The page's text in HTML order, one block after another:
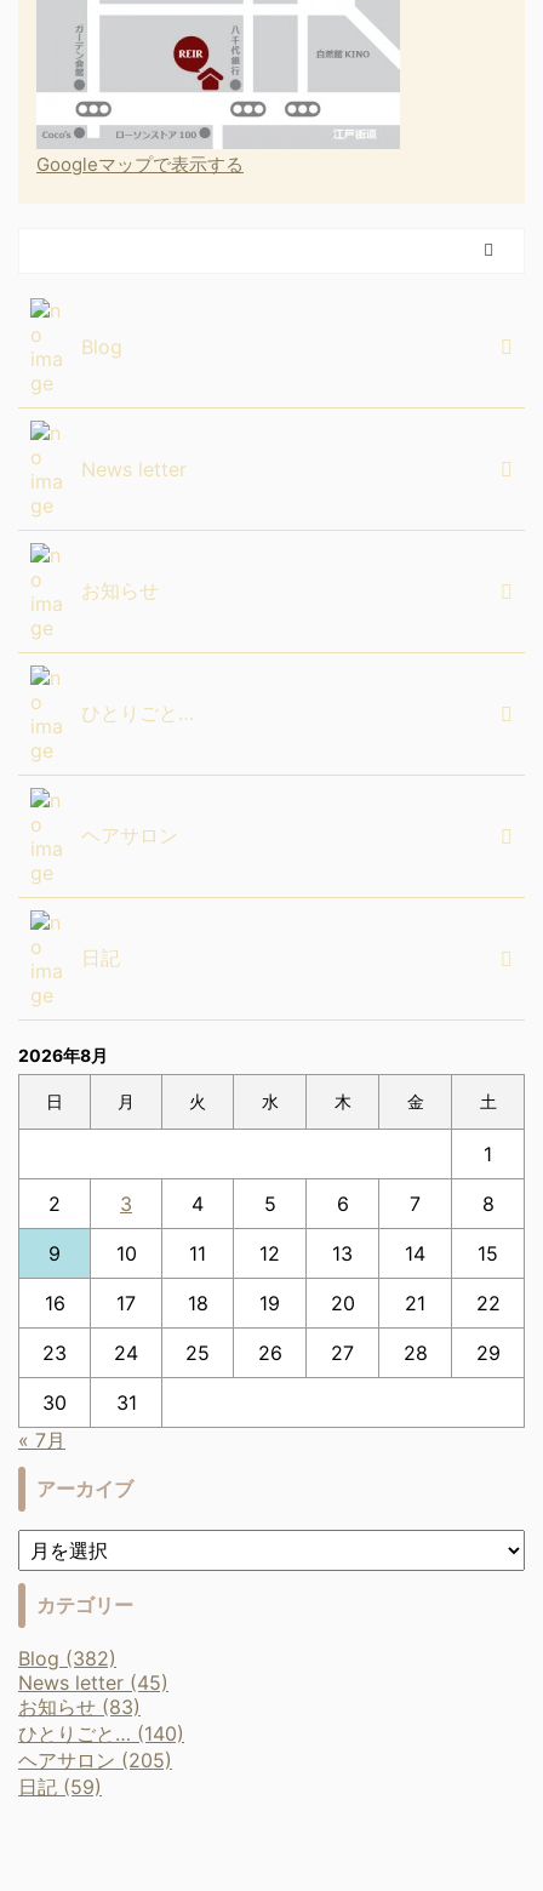
Googleマップで表示する
Blog
News letter
お知らせ
ひとりごと…
ヘアサロン
日記
2026年8月
日 月 火 水 木 金 土
1
2 3 4 5 6 7 8
9 10 11 12 13 14 15
16 17 18 19 20 21 22
23 24 25 26 27 28 29
30
31
« 7月
アーカイブ
カテゴリー
Blog (382)
News letter (45)
お知らせ (83)
ひとりごと… (140)
ヘアサロン (205)
日記 (59)